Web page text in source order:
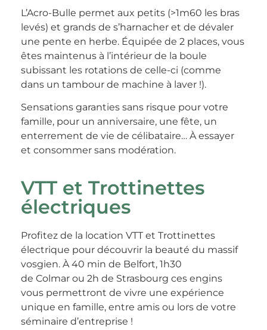
L’Acro-Bulle permet aux petits (>1m60 les bras
levés) et grands de s’harnacher et de dévaler
une pente en herbe. Équipée de 2 places, vous
êtes maintenus à l’intérieur de la boule
subissant les rotations de celle-ci (comme
dans un tambour de machine à laver !).
Sensations garanties sans risque pour votre
famille, pour un anniversaire, une fête, un
enterrement de vie de célibataire… À essayer
et consommer sans modération.
VTT et Trottinettes
électriques
Profitez de la location VTT et Trottinettes
électrique pour découvrir la beauté du massif
vosgien. À 40 min de Belfort, 1h30
de Colmar ou 2h de Strasbourg ces engins
vous permettront de vivre une expérience
unique en famille, entre amis ou lors de votre
séminaire d’entreprise !